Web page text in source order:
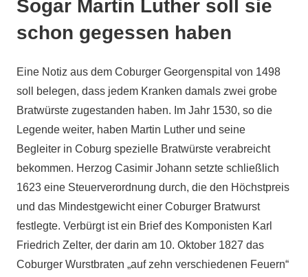
Sogar Martin Luther soll sie
schon gegessen haben
Eine Notiz aus dem Coburger Georgenspital von 1498
soll belegen, dass jedem Kranken damals zwei grobe
Bratwürste zugestanden haben. Im Jahr 1530, so die
Legende weiter, haben Martin Luther und seine
Begleiter in Coburg spezielle Bratwürste verabreicht
bekommen. Herzog Casimir Johann setzte schließlich
1623 eine Steuerverordnung durch, die den Höchstpreis
und das Mindestgewicht einer Coburger Bratwurst
festlegte. Verbürgt ist ein Brief des Komponisten Karl
Friedrich Zelter, der darin am 10. Oktober 1827 das
Coburger Wurstbraten „auf zehn verschiedenen Feuern“